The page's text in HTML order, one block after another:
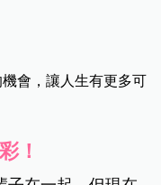
會，讓人生有更多可
！